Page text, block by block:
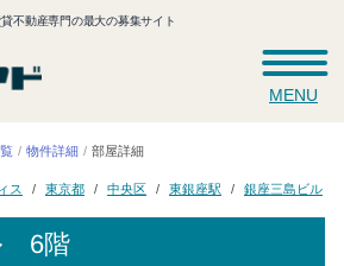
不動産専門の最大の募集サイト
MENU
物件詳細 部屋詳細
ス 東京都 中央区 東銀座駅 銀座三島ビル
6階